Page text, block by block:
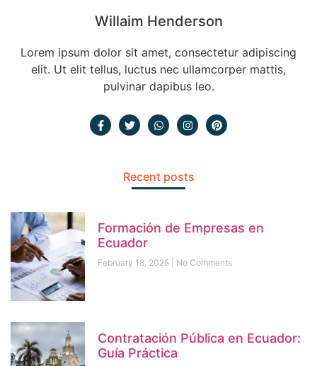
Willaim Henderson
Lorem ipsum dolor sit amet, consectetur adipiscing
elit. Ut elit tellus, luctus nec ullamcorper mattis,
pulvinar dapibus leo.
Recent posts
Formación de Empresas en
Ecuador
February 18, 2025 No Comments
Contratación Pública en Ecuador:
Guía Práctica